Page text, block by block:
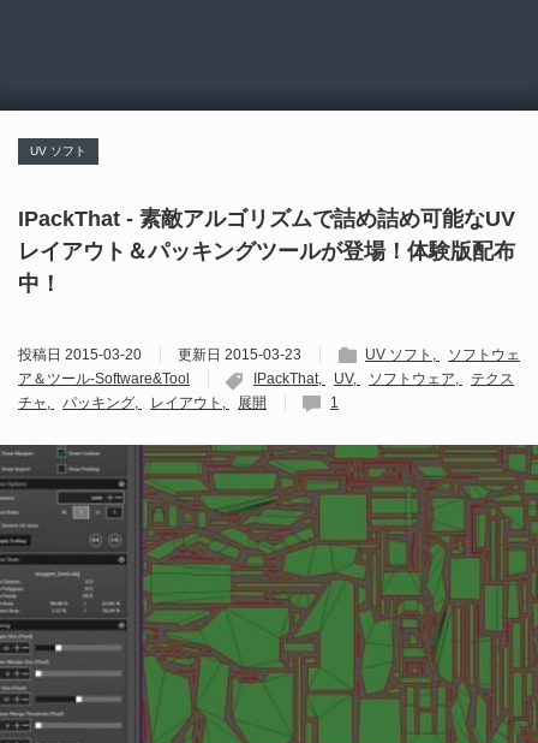
UV ソフト
IPackThat - 素敵アルゴリズムで詰め詰め可能なUV
レイアウト＆パッキングツールが登場！体験版配布
中！
投稿日 2015-03-20 更新日 2015-03-23 UV ソフト
ソフトウェ
ア＆ツール-Software&Tool
IPackThat UV ソフトウェア
テクス
チャ
パッキング レイアウト 展開 1